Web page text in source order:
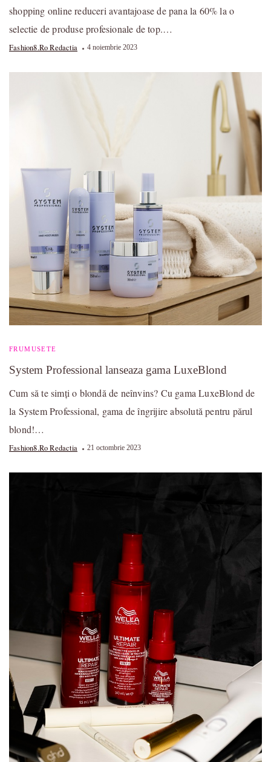
shopping online reduceri avantajoase de pana la 60% la o
selectie de produse profesionale de top.…
Fashion8.ro Redactia 4 noiembrie 2023
FRUMUSETE
System Professional lanseaza gama LuxeBlond
Cum să te simți o blondă de neînvins? Cu gama LuxeBlond de
la System Professional, gama de îngrijire absolută pentru părul
blond!…
Fashion8.ro Redactia 21 octombrie 2023